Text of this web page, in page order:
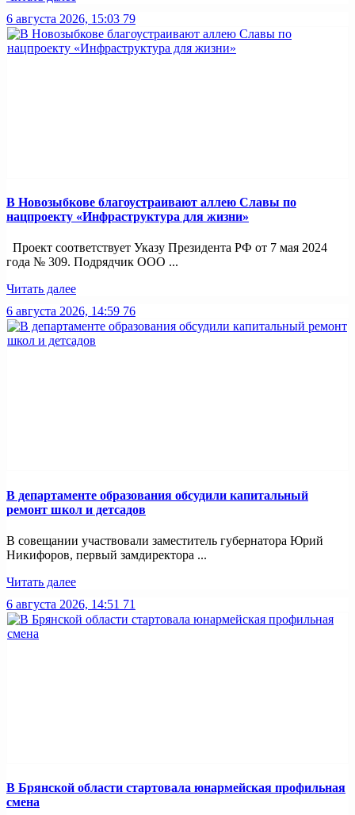
6 августа 2026, 15:03 79
В Новозыбкове благоустраивают аллею Славы по
нацпроекту «Инфраструктура для жизни»
Проект соответствует Указу Президента РФ от 7 мая 2024
года № 309. Подрядчик ООО ...
Читать далее
6 августа 2026, 14:59 76
В департаменте образования обсудили капитальный
ремонт школ и детсадов
В совещании участвовали заместитель губернатора Юрий
Никифоров, первый замдиректора ...
Читать далее
6 августа 2026, 14:51 71
В Брянской области стартовала юнармейская профильная
смена